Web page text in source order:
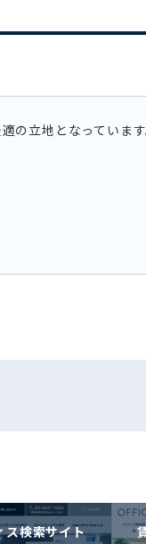
の立地となっていま
ス検索サイト